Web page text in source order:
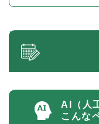
AI（人
こんな